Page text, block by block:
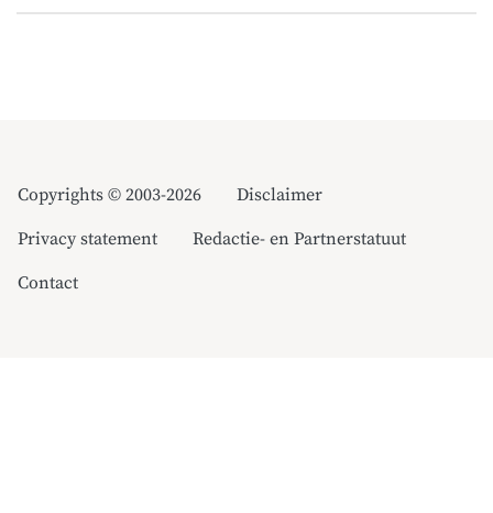
Copyrights © 2003-2026
Disclaimer
Privacy statement
Redactie- en Partnerstatuut
Contact